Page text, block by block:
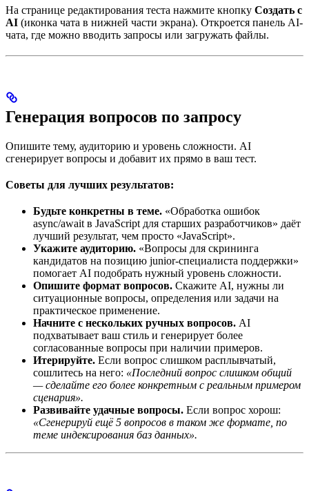
На странице редактирования теста нажмите кнопку Создать с
AI (иконка чата в нижней части экрана). Откроется панель AI-
чата, где можно вводить запросы или загружать файлы.
Генерация вопросов по запросу
Опишите тему, аудиторию и уровень сложности. AI
сгенерирует вопросы и добавит их прямо в ваш тест.
Советы для лучших результатов:
Будьте конкретны в теме. «Обработка ошибок
async/await в JavaScript для старших разработчиков» даёт
лучший результат, чем просто «JavaScript».
Укажите аудиторию. «Вопросы для скрининга
кандидатов на позицию junior-специалиста поддержки»
помогает AI подобрать нужный уровень сложности.
Опишите формат вопросов. Скажите AI, нужны ли
ситуационные вопросы, определения или задачи на
практическое применение.
Начните с нескольких ручных вопросов. AI
подхватывает ваш стиль и генерирует более
согласованные вопросы при наличии примеров.
Итерируйте. Если вопрос слишком расплывчатый,
сошлитесь на него: «Последний вопрос слишком общий
— сделайте его более конкретным с реальным примером
сценария».
Развивайте удачные вопросы. Если вопрос хорош:
«Сгенерируй ещё 5 вопросов в таком же формате, по
теме индексирования баз данных».